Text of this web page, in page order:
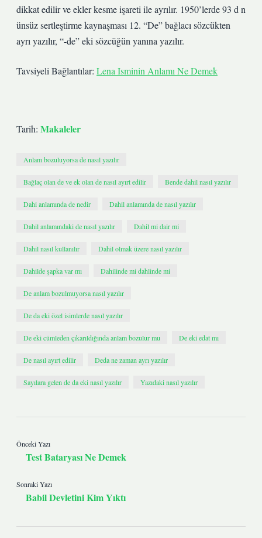
dikkat edilir ve ekler kesme işareti ile ayrılır. 1950’lerde 93 d n
ünsüz sertleştirme kaynaşması 12. “De” bağlacı sözcükten
ayrı yazılır, “-de” eki sözcüğün yanına yazılır.
Tavsiyeli Bağlantılar: Lena Isminin Anlamı Ne Demek
Tarih: Makaleler
Anlam bozuluyorsa de nasıl yazılır
Bağlaç olan de ve ek olan de nasıl ayırt edilir Bende dahil nasıl yazılır
Dahi anlamında de nedir Dahil anlamında de nasıl yazılır
Dahil anlamındaki de nasıl yazılır Dahil mi dair mi
Dahil nasıl kullanılır Dahil olmak üzere nasıl yazılır
Dahilde şapka var mı Dahilinde mi dahlinde mi
De anlam bozulmuyorsa nasıl yazılır
De da eki özel isimlerde nasıl yazılır
De eki cümleden çıkarıldığında anlam bozulur mu De eki edat mı
De nasıl ayırt edilir Deda ne zaman ayrı yazılır
Sayılara gelen de da eki nasıl yazılır Yazıdaki nasıl yazılır
Önceki Yazı
Test Bataryası Ne Demek
Sonraki Yazı
Babil Devletini Kim Yıktı